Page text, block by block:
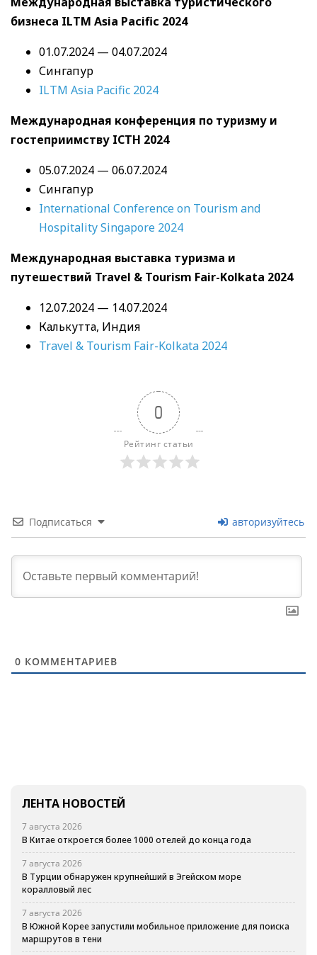
бизнеса ILTM Asia Pacific 2024
01.07.2024 — 04.07.2024
Сингапур
ILTM Asia Pacific 2024
Международная конференция по туризму и
гостеприимству ICTH 2024
05.07.2024 — 06.07.2024
Сингапур
International Conference on Tourism and
Hospitality Singapore 2024
Международная выставка туризма и
путешествий Travel & Tourism Fair-Kolkata 2024
12.07.2024 — 14.07.2024
Калькутта, Индия
Travel & Tourism Fair-Kolkata 2024
0
Рейтинг статьи
Подписаться авторизуйтесь
0 КОММЕНТАРИЕВ
ЛЕНТА НОВОСТЕЙ
7 августа 2026
В Китае откроется более 1000 отелей до конца года
7 августа 2026
В Турции обнаружен крупнейший в Эгейском море
коралловый лес
7 августа 2026
В Южной Корее запустили мобильное приложение для поиска
маршрутов в тени